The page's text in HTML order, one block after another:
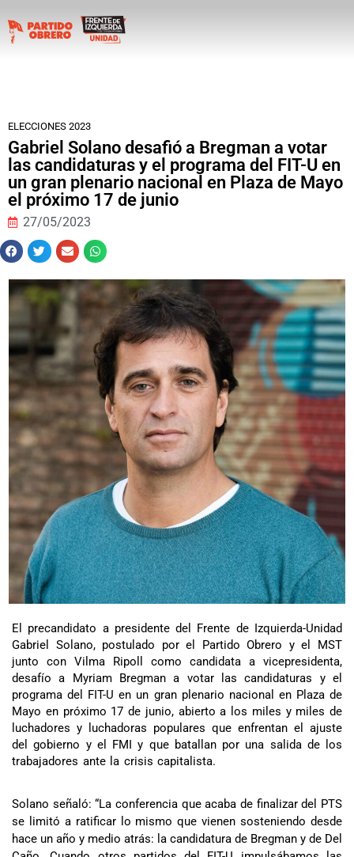
ELECCIONES 2023
Gabriel Solano desafió a Bregman a votar
las candidaturas y el programa del FIT-U en
un gran plenario nacional en Plaza de Mayo
el próximo 17 de junio
27/05/2023
El precandidato a presidente del Frente de Izquierda-Unidad
Gabriel Solano, postulado por el Partido Obrero y el MST
junto con Vilma Ripoll como candidata a vicepresidenta,
desafío a Myriam Bregman a votar las candidaturas y el
programa del FIT-U en un gran plenario nacional en Plaza de
Mayo en próximo 17 de junio, abierto a los miles y miles de
luchadores y luchadoras populares que enfrentan el ajuste
del gobierno y el FMI y que batallan por una salida de los
trabajadores ante la crisis capitalista.
Solano señaló: “La conferencia que acaba de finalizar del PTS
se limitó a ratificar lo mismo que vienen sosteniendo desde
hace un año y medio atrás: la candidatura de Bregman y de Del